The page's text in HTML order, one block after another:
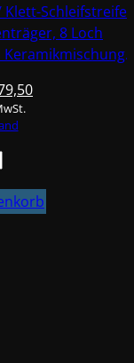
Klett-
8 Loch
Aktueller